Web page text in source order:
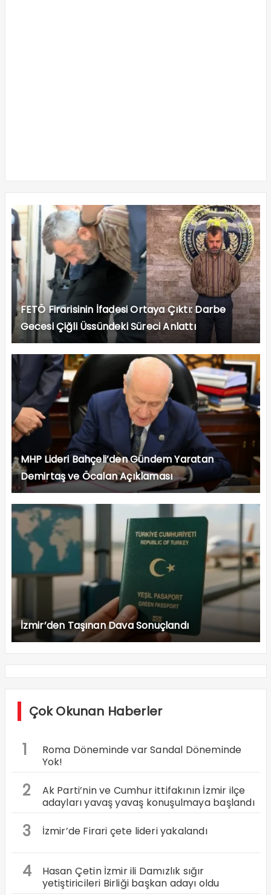
FETÖ Firarisinin İfadesi Ortaya Çıktı: Darbe
Gecesi Çiğli Üssündeki Süreci Anlattı
MHP Lideri Bahçeli’den Gündem Yaratan
Demirtaş ve Öcalan Açıklaması
İzmir’den Taşınan Dava Sonuçlandı
Çok Okunan Haberler
1
Roma Döneminde var Sandal Döneminde
Yok!
2
Ak Parti’nin ve Cumhur ittifakının İzmir ilçe
adayları yavaş yavaş konuşulmaya başlandı
3 İzmir’de Firari çete lideri yakalandı
4
Hasan Çetin İzmir ili Damızlık sığır
yetiştiricileri Birliği başkan adayı oldu